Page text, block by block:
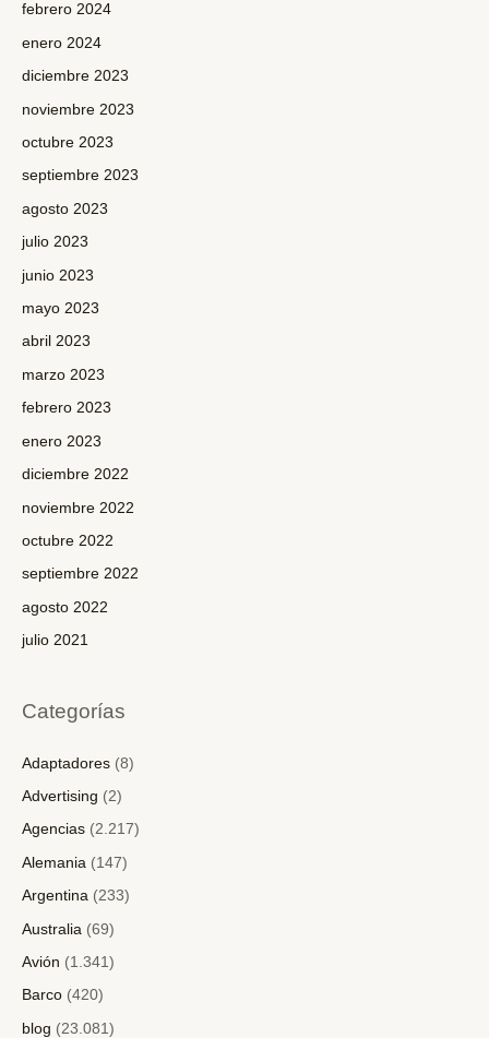
febrero 2024
enero 2024
diciembre 2023
noviembre 2023
octubre 2023
septiembre 2023
agosto 2023
julio 2023
junio 2023
mayo 2023
abril 2023
marzo 2023
febrero 2023
enero 2023
diciembre 2022
noviembre 2022
octubre 2022
septiembre 2022
agosto 2022
julio 2021
Categorías
Adaptadores (8)
Advertising (2)
Agencias (2.217)
Alemania (147)
Argentina (233)
Australia (69)
Avión (1.341)
Barco (420)
blog (23.081)